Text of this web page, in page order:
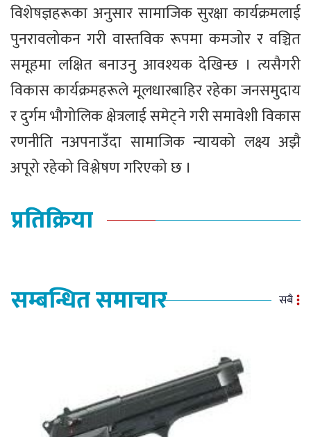
विशेषज्ञहरूका अनुसार सामाजिक सुरक्षा कार्यक्रमलाई
पुनरावलोकन गरी वास्तविक रूपमा कमजोर र वञ्चित
समूहमा लक्षित बनाउनु आवश्यक देखिन्छ । त्यसैगरी
विकास कार्यक्रमहरूले मूलधारबाहिर रहेका जनसमुदाय
र दुर्गम भौगोलिक क्षेत्रलाई समेट्ने गरी समावेशी विकास
रणनीति नअपनाउँदा सामाजिक न्यायको लक्ष्य अझै
अपूरो रहेको विश्लेषण गरिएको छ ।
प्रतिक्रिया
सम्बन्धित समाचार सबै